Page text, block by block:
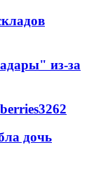
из-за
3262
дочь